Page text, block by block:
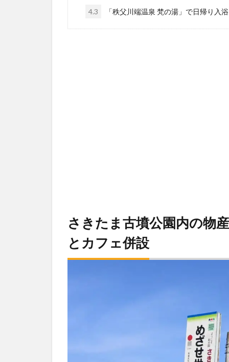
4.3 「秩父川端温泉 梵の湯」で日帰り入浴
さきたま古墳公園内の物
とカフェ併設